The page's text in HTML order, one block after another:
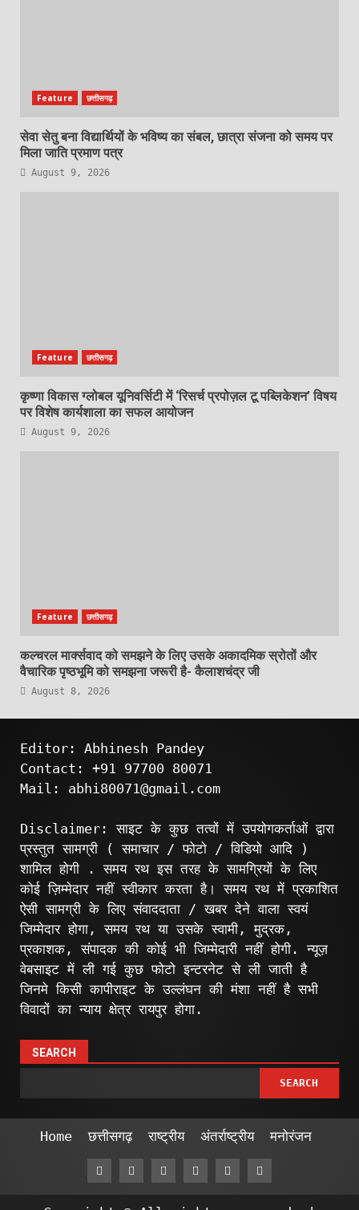
Feature छत्तीसगढ़
सेवा सेतु बना विद्यार्थियों के भविष्य का संबल, छात्रा संजना को समय पर
मिला जाति प्रमाण पत्र
August 9, 2026
Feature छत्तीसगढ़
कृष्णा विकास ग्लोबल यूनिवर्सिटी में ‘रिसर्च प्रपोज़ल टू पब्लिकेशन’ विषय
पर विशेष कार्यशाला का सफल आयोजन
August 9, 2026
Feature छत्तीसगढ़
कल्चरल मार्क्सवाद को समझने के लिए उसके अकादमिक स्रोतों और
वैचारिक पृष्ठभूमि को समझना जरूरी है- कैलाशचंद्र जी
August 8, 2026
Editor: Abhinesh Pandey
Contact: +91 97700 80071
Mail: abhi80071@gmail.com
Disclaimer: साइट के कुछ तत्वों में उपयोगकर्ताओं द्वारा
प्रस्तुत सामग्री ( समाचार / फोटो / विडियो आदि )
शामिल होगी . समय रथ इस तरह के सामग्रियों के लिए
कोई ज़िम्मेदार नहीं स्वीकार करता है। समय रथ में प्रकाशित
ऐसी सामग्री के लिए संवाददाता / खबर देने वाला स्वयं
जिम्मेदार होगा, समय रथ या उसके स्वामी, मुद्रक,
प्रकाशक, संपादक की कोई भी जिम्मेदारी नहीं होगी. न्यूज़
वेबसाइट में ली गई कुछ फोटो इन्टरनेट से ली जाती है
जिनमे किसी कापीराइट के उल्लंघन की मंशा नहीं है सभी
विवादों का न्याय क्षेत्र रायपुर होगा.
SEARCH
SEARCH
Home छत्तीसगढ़ राष्ट्रीय अंतर्राष्ट्रीय मनोरंजन
FacebookTwitterLinkedin
VK YoutubeInstagram